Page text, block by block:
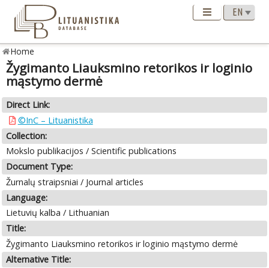
Home
Žygimanto Liauksmino retorikos ir loginio
mąstymo dermė
Direct Link:
©InC – Lituanistika
Collection:
Mokslo publikacijos / Scientific publications
Document Type:
Žurnalų straipsniai / Journal articles
Language:
Lietuvių kalba / Lithuanian
Title:
Žygimanto Liauksmino retorikos ir loginio mąstymo dermė
Alternative Title: